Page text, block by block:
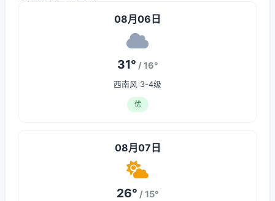
08月06日
31° / 16°
西南风 3-4级
优
08月07日
26° / 15°